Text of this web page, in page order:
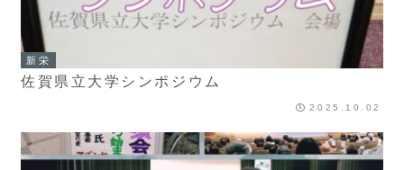
新栄
佐賀県立大学シンポジウム
2025.10.02